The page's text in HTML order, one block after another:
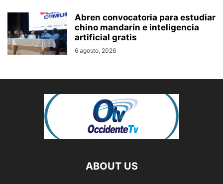
Abren convocatoria para estudiar
chino mandarín e inteligencia
artificial gratis
6 agosto, 2026
ABOUT US